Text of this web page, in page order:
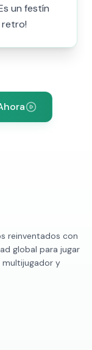
un festín
retro!
reinventados con
global para jugar
multijugador y